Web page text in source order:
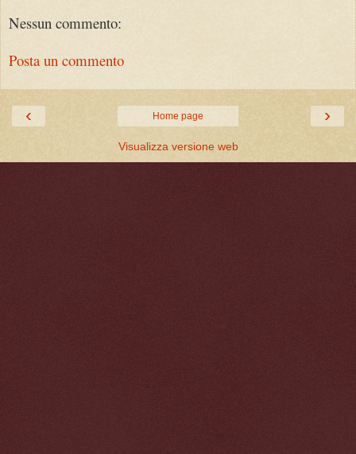
Nessun commento:
Posta un commento
‹ ›
Home page
Visualizza versione web